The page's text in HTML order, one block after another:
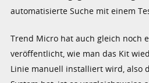
automatisierte Suche mit einem
Trend Micro hat auch gleich noch
veröffentlicht, wie man das Kit
Linie manuell installiert wird, also